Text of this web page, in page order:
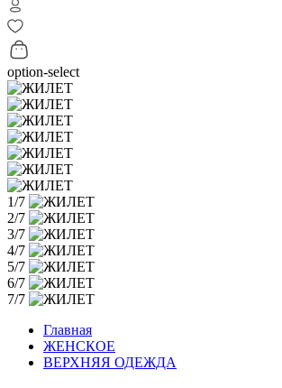
option-select
1/7
2/7
3/7
4/7
5/7
6/7
7/7
Главная
ЖЕНСКОЕ
ВЕРХНЯЯ ОДЕЖДА